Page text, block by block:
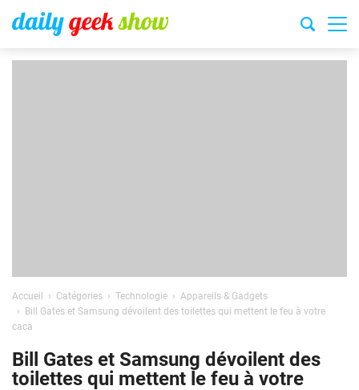
Accueil Catégories Technologie
Appareils & Gadgets
Bill Gates et Samsung dévoilent des toilettes qui mettent le feu à votre
caca
Bill Gates et Samsung dévoilent des
toilettes qui mettent le feu à votre